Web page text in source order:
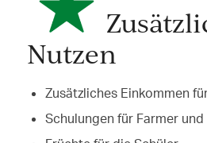
Nutzen
Zusätzliches Einkommen
Schulungen für Farmer und